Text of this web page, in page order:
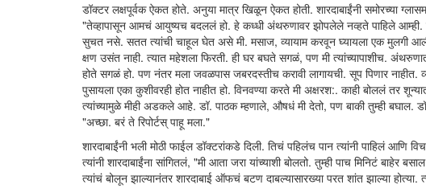
डॉक्टर लक्षपूर्वक ऐकत होते. अनुया मात्र खिळून ऐकत होती. शारदाबाईंनी समोरच्या
"तेव्हापासून आमचं आयुष्यच बदललं हो. हे कध्धी अंथरुणावर झोपलेले नव्हते पाहिले
सुचत नसे. सतत त्यांची चाहूल घेत असे मी. मसाज, व्यायाम करवून घ्यायला एक मुलगी
क्षण उसंत नाही. त्यात महेशला फिरती. ही घर बघते सगळं, पण मी त्यांच्यापाशीच.
होते सगळं हो. पण नंतर मला जवळपास जबरदस्तीच करावी लागायची. सूप पिणार नाहीत.
पुसायला एका कुशीवरही होत नाहीत हो. विनवण्या करते मी अक्षरश:. काही बोललं तर
त्यांच्यामुळे मीही अडकले आहे. डॉ. पाठक म्हणाले, औषधं मी देतो, पण बाकी तुम्ही बघाल.
"अच्छा. बरं ते रिपोर्टस् पाहू मला."
शारदाबाईंनी भली मोठी फाईल डॉक्टरांकडे दिली. तिचं पहिलंच पान त्यांनी पाहिलं
त्यांनी शारदाबाईंना सांगितलं, "मी आता जरा यांच्याशी बोलतो. तुम्ही पाच मिनिटं बाहेर
त्यांचं बोलून झाल्यानंतर शारदाबाई ऑफचं बटण दाबल्यासारख्या परत शांत झाल्या होत्या.